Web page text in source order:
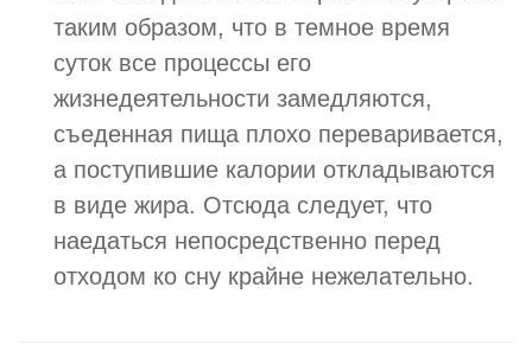
таким образом, что в темное время
суток все процессы его
жизнедеятельности замедляются,
съеденная пища плохо переваривается,
а поступившие калории откладываются
в виде жира. Отсюда следует, что
наедаться непосредственно перед
отходом ко сну крайне нежелательно.